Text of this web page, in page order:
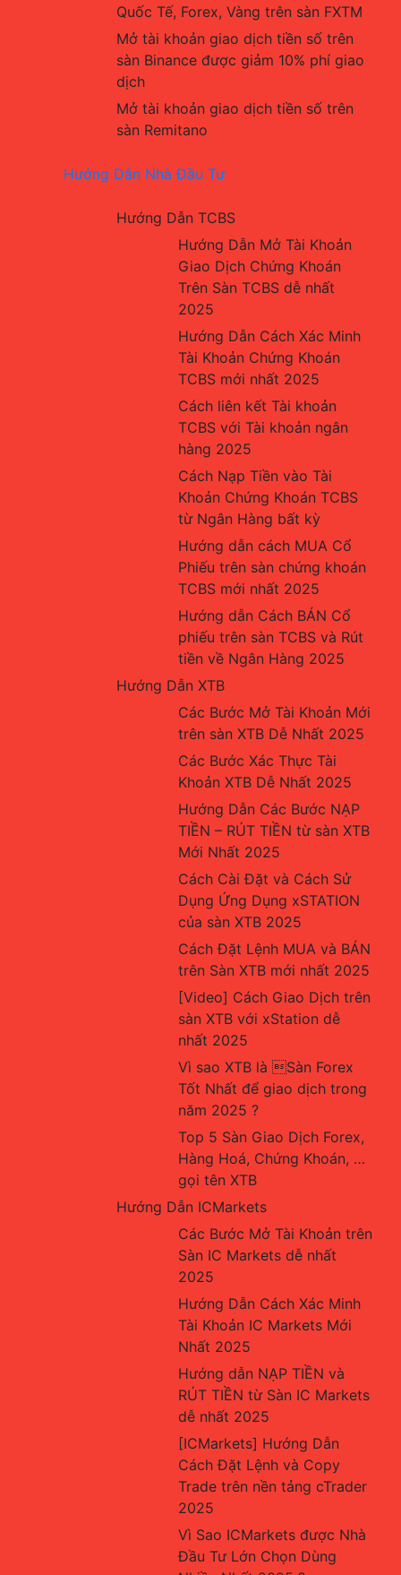
Quốc Tế, Forex, Vàng trên sàn FXTM
Mở tài khoản giao dịch tiền số trên
sàn Binance được giảm 10% phí giao
dịch
Mở tài khoản giao dịch tiền số trên
sàn Remitano
Hướng Dẫn Nhà Đầu Tư
Hướng Dẫn TCBS
Hướng Dẫn Mở Tài Khoản
Giao Dịch Chứng Khoán
Trên Sàn TCBS dễ nhất
2025
Hướng Dẫn Cách Xác Minh
Tài Khoản Chứng Khoán
TCBS mới nhất 2025
Cách liên kết Tài khoản
TCBS với Tài khoản ngân
hàng 2025
Cách Nạp Tiền vào Tài
Khoản Chứng Khoán TCBS
từ Ngân Hàng bất kỳ
Hướng dẫn cách MUA Cổ
Phiếu trên sàn chứng khoán
TCBS mới nhất 2025
Hướng dẫn Cách BÁN Cổ
phiếu trên sàn TCBS và Rút
tiền về Ngân Hàng 2025
Hướng Dẫn XTB
Các Bước Mở Tài Khoản Mới
trên sàn XTB Dễ Nhất 2025
Các Bước Xác Thực Tài
Khoản XTB Dễ Nhất 2025
Hướng Dẫn Các Bước NẠP
TIỀN – RÚT TIỀN từ sàn XTB
Mới Nhất 2025
Cách Cài Đặt và Cách Sử
Dụng Ứng Dụng xSTATION
của sàn XTB 2025
Cách Đặt Lệnh MUA và BÁN
trên Sàn XTB mới nhất 2025
[Video] Cách Giao Dịch trên
sàn XTB với xStation dễ
nhất 2025
Vì sao XTB là Sàn Forex
Tốt Nhất để giao dịch trong
năm 2025 ?
Top 5 Sàn Giao Dịch Forex,
Hàng Hoá, Chứng Khoán, …
gọi tên XTB
Hướng Dẫn ICMarkets
Các Bước Mở Tài Khoản trên
Sàn IC Markets dễ nhất
2025
Hướng Dẫn Cách Xác Minh
Tài Khoản IC Markets Mới
Nhất 2025
Hướng dẫn NẠP TIỀN và
RÚT TIỀN từ Sàn IC Markets
dễ nhất 2025
[ICMarkets] Hướng Dẫn
Cách Đặt Lệnh và Copy
Trade trên nền tảng cTrader
2025
Vì Sao ICMarkets được Nhà
Đầu Tư Lớn Chọn Dùng